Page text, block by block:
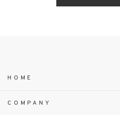
HOME
COMPANY